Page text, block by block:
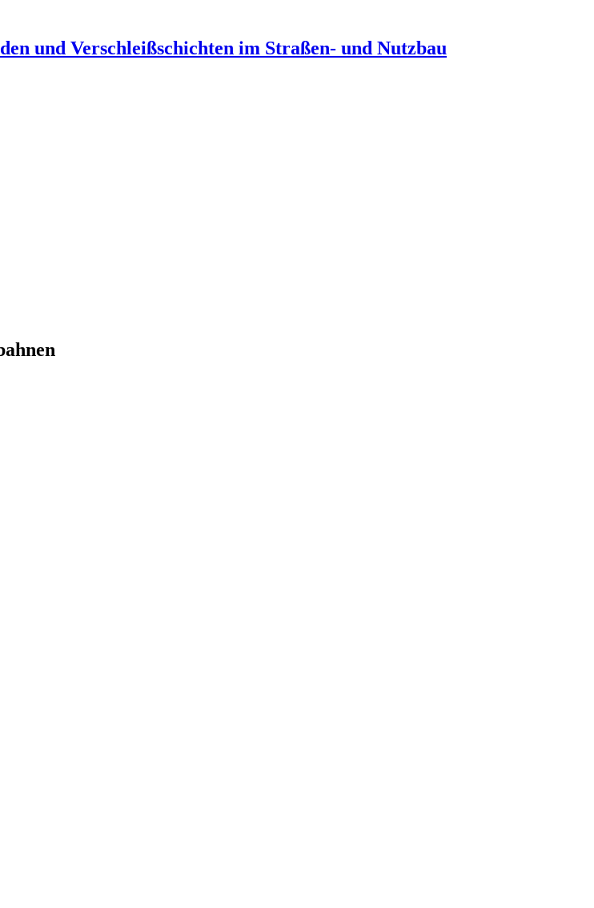
und Verschleißschichten im Straßen- und Nutzbau